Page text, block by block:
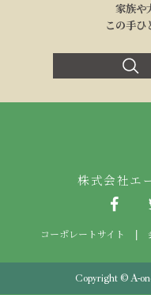
家族や
この手ひ
株式会社エ
コーポレートサイト
Copyright © A-